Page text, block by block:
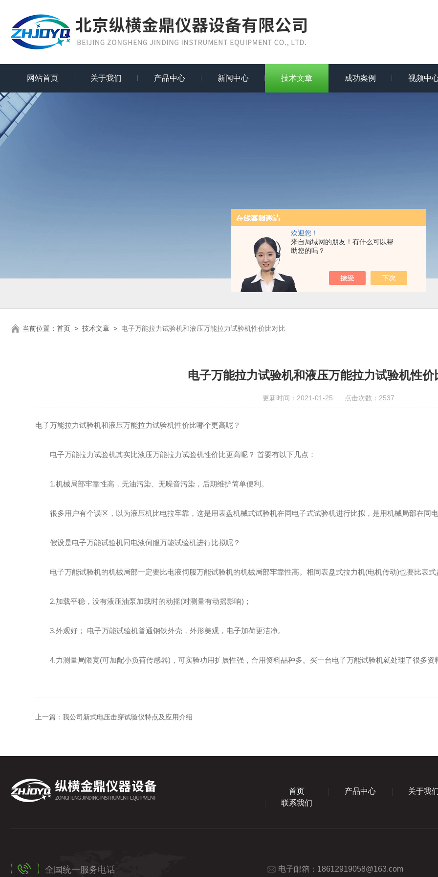
欢迎您！
来自局域网的朋友！有什么可以帮
助您的吗？
网站首页 关于我们 产品中心 新闻中心 技术文章 成功案例 视频中
当前位置： 首页 > 技术文章 > 电子万能拉力试验机和液压万能拉力试验机性价比对比
电子万能拉力试验机和液压万能拉力试验机性价
更新时间：2021-01-25 点击次数：2537
电子万能拉力试验机和液压万能拉力试验机性价比哪个更高呢？
电子万能拉力试验机其实比液压万能拉力试验机性价比更高呢？ 首要有以下几点：
1.机械局部牢靠性高，无油污染、无噪音污染，后期维护简单便利。
很多用户有个误区，以为液压机比电拉牢靠，这是用表盘机械式试验机在同电子式试验机进行比拟，是用机械局部在同
假设是电子万能试验机同电液伺服万能试验机进行比拟呢？
电子万能试验机的机械局部一定要比电液伺服万能试验机的机械局部牢靠性高。相同表盘式拉力机(电机传动)也要比表式
2.加载平稳，没有液压油泵加载时的动摇(对测量有动摇影响)；
3.外观好； 电子万能试验机普通钢铁外壳，外形美观，电子加荷更洁净。
4.力测量局限宽(可加配小负荷传感器)，可实验功用扩展性强，合用资料品种多。买一台电子万能试验机就处理了很多资
上一篇： 我公司新式电压击穿试验仪特点及应用介绍
首页 产品中心
关于我
联系我们
全国统一服务电话 电子邮箱： 18612919058@163.com